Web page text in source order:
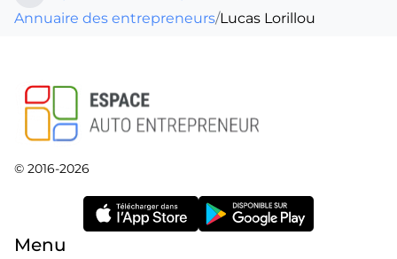
Annuaire des entrepreneurs/Lucas Lorillou
© 2016-2026
Menu